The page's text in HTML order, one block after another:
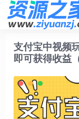
支付宝中视频
即可获得收益